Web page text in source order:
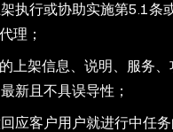
执行或协助实施第5.1条
理；
上架信息、说明、服务
新且不具误导性；
应客户用户就进行中任